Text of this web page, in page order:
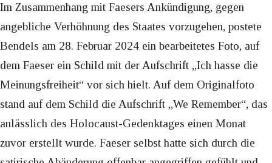
Im Zusammenhang mit Faesers Ankündigung, gegen
angebliche Verhöhnung des Staates vorzugehen, postete
Bendels am 28. Februar 2024 ein bearbeitetes Foto, auf
dem Faeser ein Schild mit der Aufschrift „Ich hasse die
Meinungsfreiheit“ vor sich hielt. Auf dem Originalfoto
stand auf dem Schild die Aufschrift „We Remember“, das
anlässlich des Holocaust-Gedenktages einen Monat
zuvor erstellt wurde. Faeser selbst hatte sich durch die